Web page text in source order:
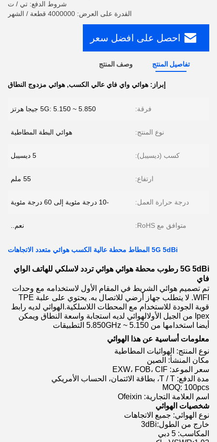
شروط الدفع: تي / ت
القدرة على العرض: 4000000 قطعة / الشهر
احصل على افضل سعر
تفاصيل المنتج وصف المنتج
إبراز: هوائي واي فاي عالي الكسب, هوائي مزدوج النطاق
فرقة: 5G: 5.150 ~ 5.850 جيجا هرتز
نوع المنتج: هوائي البطة المطاطية
كسب (ديسيبل): 5 ديسيبل
ارتفاع: 55 ملم
درجة حرارة العمل: -10 درجة مئوية إلى 60 درجة مئوية
متوافق مع RoHS: نعم..
5G 5dBi المطاط محطة عالية الكسب هوائي متعدد الاتجاهات
5G 5dBi رطوب محطة هوائي هوائي تردد لاسلكي للهاتف الواي
فاي
تم تصميم هوائي الشريط في المقام الأول لاستخدامه مع وحدات
WIFI. لا يتطلب جهاز أرضي للاتصال به. يحتوي على علبة TPE
قوية الجودة للاستخدام مع المحطات اللاسلكية.الهوائي لديه رابط
Ipex من الجيل الأولالهوائي لديه استجابة واسعة النطاق ويمكن
أيضا استخدامها من 5.150 ~ 5.850GHz التطبيقات
معلومات أساسية عن هذا الهوائي
نوع المنتج: الهوائيات المطاطية
مكان المنشأ: الصين
سعر الموعد: EXW، FOB، CIF
مدة الدفع: T / T، بطاقة الائتمان، الحساب الأمريكي
MOQ: 100pcs
اسم العلامة التجارية: Ofeixin
شخصيات الهوائي
نوع الهوائي: جميع الاتجاهات
خارج من الطول:3dBi
المكاسب: 5 دبي